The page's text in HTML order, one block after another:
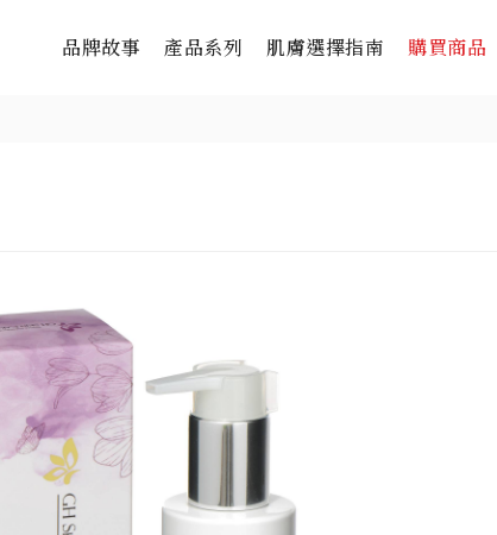
品牌故事 產品系列 肌膚選擇指南 購買商品